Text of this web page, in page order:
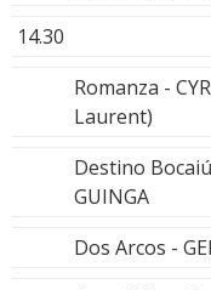
14.30
Romanza -
Laurent)
Destino
GUINGA
Dos Arcos -